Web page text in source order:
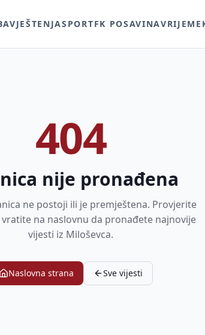
SPORTFK POSAVINAVRIJEME
404
nije pronađena
ne postoji ili je premještena. Provjerite
na naslovnu da pronađete najnovije
vijesti iz Miloševca.
Naslovna strana Sve vijesti